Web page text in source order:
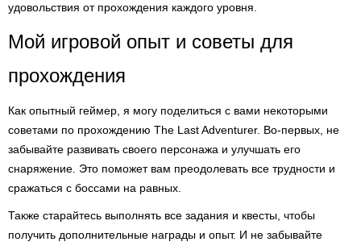
удовольствия от прохождения каждого уровня.
Мой игровой опыт и советы для
прохождения
Как опытный геймер, я могу поделиться с вами некоторыми
советами по прохождению The Last Adventurer. Во-первых, не
забывайте развивать своего персонажа и улучшать его
снаряжение. Это поможет вам преодолевать все трудности и
сражаться с боссами на равных.
Также старайтесь выполнять все задания и квесты, чтобы
получить дополнительные награды и опыт. И не забывайте